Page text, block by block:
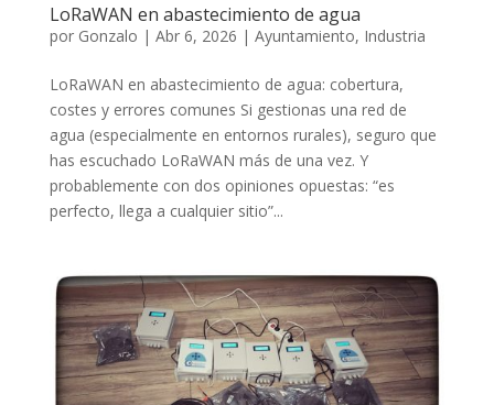
LoRaWAN en abastecimiento de agua
por Gonzalo | Abr 6, 2026 | Ayuntamiento, Industria
LoRaWAN en abastecimiento de agua: cobertura,
costes y errores comunes Si gestionas una red de
agua (especialmente en entornos rurales), seguro que
has escuchado LoRaWAN más de una vez. Y
probablemente con dos opiniones opuestas: “es
perfecto, llega a cualquier sitio”...